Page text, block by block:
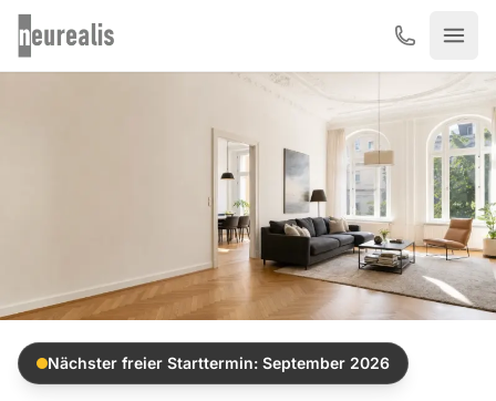
Zum Hauptinhalt springen
Nächster freier Starttermin: September 2026